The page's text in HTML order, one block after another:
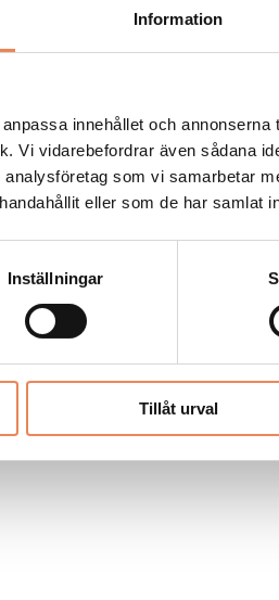
Information
innehållet och
Vi vidarebefordrar även sådana
som vi samarbetar
eller som de har samlat
Inställningar
Tillåt urval
Allt material på besoksliv.se är
enligt lagen om
PRENUMERERA ANNONSERA